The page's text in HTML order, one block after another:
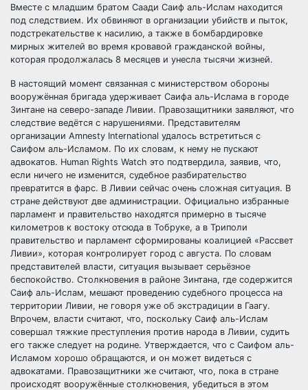
Вместе с младшим братом Саади Саиф аль-Ислам находится
под следствием. Их обвиняют в организации убийств и пыток,
подстрекательстве к насилию, а также в бомбардировке
мирных жителей во время кровавой гражданской войны,
которая продолжалась 8 месяцев и унесла тысячи жизней.
В настоящий момент связанная с министерством обороны
вооружённая бригада удерживает Саифа аль-Ислама в городе
Зинтане на северо-западе Ливии. Правозащитники заявляют, что
следствие ведётся с нарушениями. Представителям
организации Amnesty International удалось встретиться с
Саифом аль-Исламом. По их словам, к нему не пускают
адвокатов. Human Rights Watch это подтвердила, заявив, что,
если ничего не изменится, судебное разбирательство
превратится в фарс. В Ливии сейчас очень сложная ситуация. В
стране действуют две администрации. Официально избранные
парламент и правительство находятся примерно в тысяче
километров к востоку отсюда в Тобруке, а в Триполи
правительство и парламент сформированы коалицией «Рассвет
Ливии», которая контролирует город с августа. По словам
представителей власти, ситуация вызывает серьёзное
беспокойство. Столкновения в районе Зинтана, где содержится
Саиф аль-Ислам, мешают проведению судебного процесса на
территории Ливии, не говоря уже об экстрадиции в Гаагу.
Впрочем, власти считают, что, поскольку Саиф аль-Ислам
совершал тяжкие преступления против народа в Ливии, судить
его также следует на родине. Утверждается, что с Саифом аль-
Исламом хорошо обращаются, и он может видеться с
адвокатами. Правозащитники же считают, что, пока в стране
происходят вооружённые столкновения, убедиться в этом